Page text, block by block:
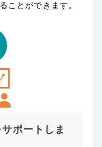
ことができます。
ポートしま